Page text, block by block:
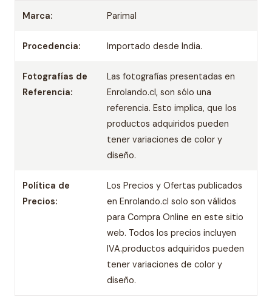
Marca: Parimal
Procedencia: Importado desde India.
Fotografías de
Referencia:
Las fotografías presentadas en
Enrolando.cl, son sólo una
referencia. Esto implica, que los
productos adquiridos pueden
tener variaciones de color y
diseño.
Política de
Precios:
Los Precios y Ofertas publicados
en Enrolando.cl solo son válidos
para Compra Online en este sitio
web. Todos los precios incluyen
IVA.productos adquiridos pueden
tener variaciones de color y
diseño.